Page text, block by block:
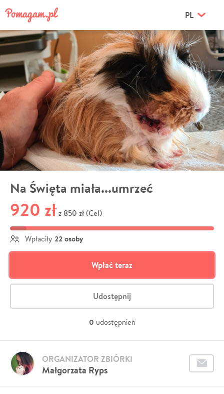
PL
Na Święta miała...umrzeć
920 zł z 850 zł (Cel)
Wpłaciły 22 osoby
Wpłać teraz
Udostępnij
0 udostępnień
Małgorzata Ryps
ORGANIZATOR ZBIÓRKI